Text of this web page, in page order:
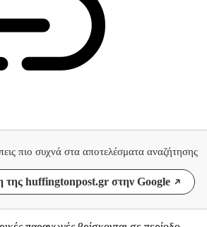
πιο συχνά στα αποτελέσματα αναζήτησης
της huffingtonpost.gr στην Google